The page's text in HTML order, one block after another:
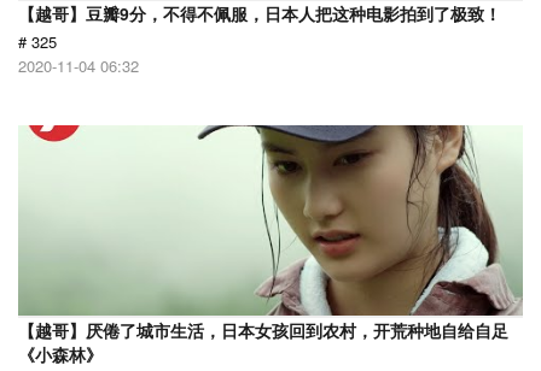
【越哥】豆瓣9分，不得不佩服，日本人把这种电影拍到了极致！
# 325
2020-11-04 06:32
【越哥】厌倦了城市生活，日本女孩回到农村，开荒种地自给自足
《小森林》